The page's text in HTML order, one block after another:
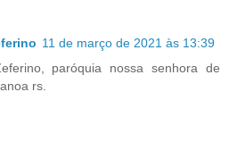
11 de março de 2021 às 13:39
paróquia nossa senhora de
rs.